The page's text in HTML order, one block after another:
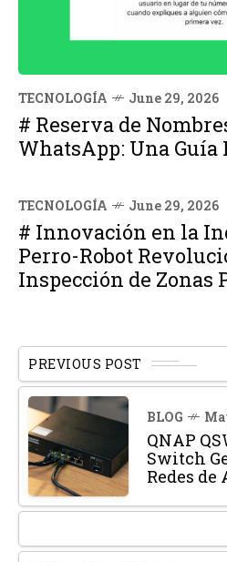
TECNOLOGÍA June 29, 2026
# Reserva de
WhatsApp: Una Guía
TECNOLOGÍA June 29, 2026
# Innovación en la
Perro-Robot
Inspección de Zonas
PREVIOUS POST
BLOG
QNAP
Switch
Redes